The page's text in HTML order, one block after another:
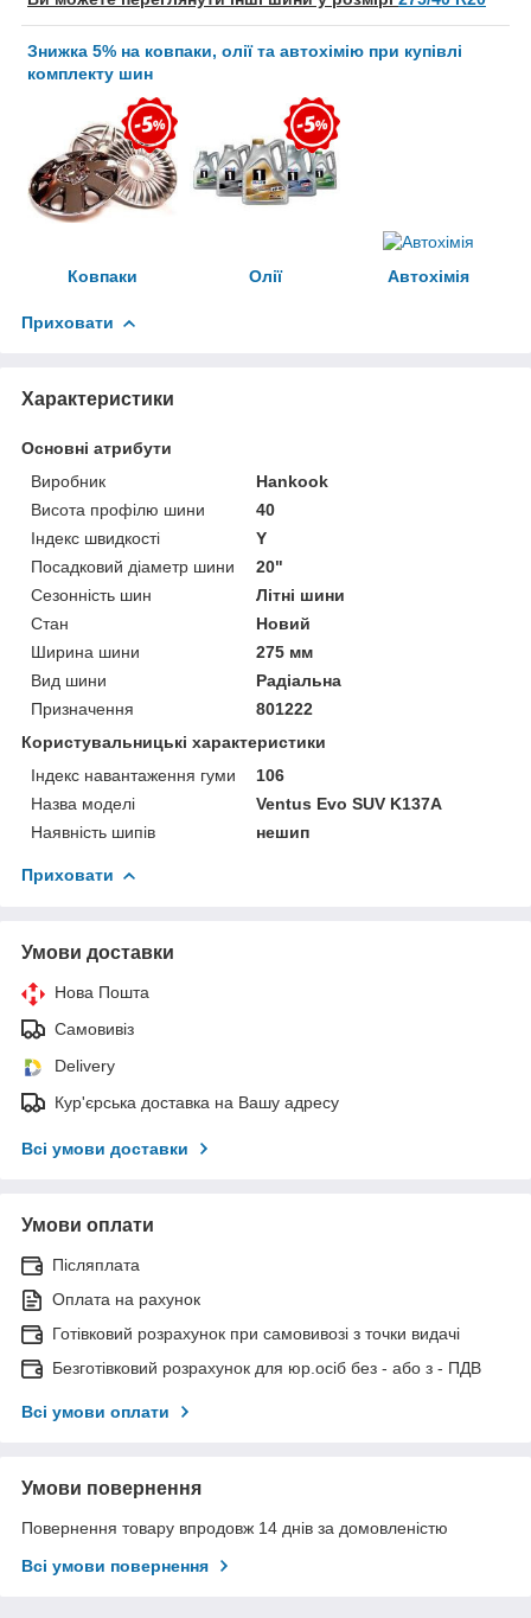
Знижка 5% на ковпаки, олії та автохімію при купівлі
комплекту шин
Ковпаки Олії Автохімія
Приховати
Характеристики
Основні атрибути
Виробник
Hankook
Висота профілю шини
40
Індекс швидкості
Y
Посадковий діаметр шини
20"
Сезонність шин
Літні шини
Стан
Новий
Ширина шини
275 мм
Вид шини
Радіальна
Призначення
801222
Користувальницькі характеристики
Індекс навантаження гуми
106
Назва моделі
Ventus Evo SUV K137A
Наявність шипів
нешип
Приховати
Умови доставки
Нова Пошта
Самовивіз
Delivery
Кур'єрська доставка на Вашу адресу
Всі умови доставки
Умови оплати
Післяплата
Оплата на рахунок
Готівковий розрахунок при самовивозі з точки видачі
Безготівковий розрахунок для юр.осіб без - або з - ПДВ
Всі умови оплати
Умови повернення
Повернення товару впродовж 14 днів за домовленістю
Всі умови повернення